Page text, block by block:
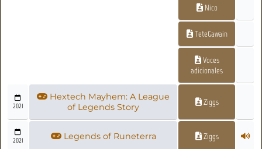
Nico
TeteGawain
Voces
adicionales
2021
Hextech Mayhem: A League
of Legends Story
Ziggs
2021 Legends of Runeterra Ziggs